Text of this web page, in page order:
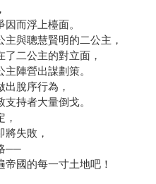
而浮上檯面。
與聰慧賢明的二公主，
二公主的對立面，
陣營出謀劃策。
脫序行為，
持者大量倒戈。
將失敗，
──
國的每一寸土地吧！